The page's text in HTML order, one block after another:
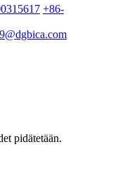
+86-
pidätetään.